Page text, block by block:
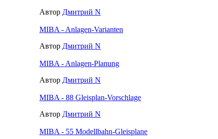
Автор Дмитрий N
MIBA - Anlagen-Varianten
Автор Дмитрий N
MIBA - Anlagen-Planung
Автор Дмитрий N
MIBA - 88 Gleisplan-Vorschlage
Автор Дмитрий N
MIBA - 55 Modellbahn-Gleisplane